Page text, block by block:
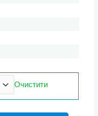
Очистити